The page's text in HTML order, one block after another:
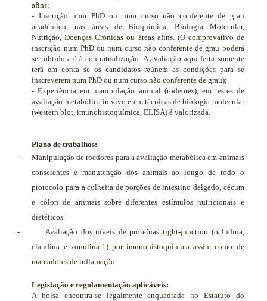
afins;
- Inscrição num PhD ou num curso não conferente de grau
académico, nas áreas de Bioquímica, Biologia Molecular,
Nutrição, Doenças Crónicas ou áreas afins. (O comprovativo de
inscrição num PhD ou num curso não conferente de grau poderá
ser obtido até à contratualização. A avaliação aqui feita somente
terá em conta se os candidatos reúnem as condições para se
inscreverem num PhD ou num curso não conferente de grau);
- Experiência em manipulação animal (rodeores), em testes de
avaliação metabólica in vivo e em técnicas de biologia molecular
(western blot, imunohistoquímica, ELISA) é valorizada.
Plano de trabalhos:
-
Manipulação de roedores para a avaliação metabólica em animais
conscientes e manutenção dos animais ao longo de todo o
protocolo para a colheita de porções de intestino delgado, cécum
e cólon de animais sobre diferentes estímulos nutricionais e
dietéticos.
-
Avaliação dos níveis de proteínas tight-junction (ocludina,
claudina e zonulina-1) por imunohistoquímica assim como de
marcadores de inflamação
Legislação e regulamentação aplicáveis:
A bolsa encontra-se legalmente enquadrada no Estatuto do